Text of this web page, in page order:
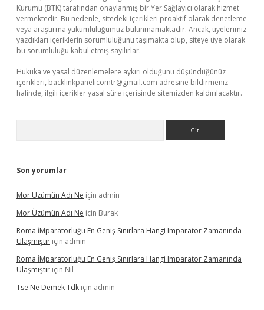
Kurumu (BTK) tarafından onaylanmış bir Yer Sağlayıcı olarak hizmet
vermektedir. Bu nedenle, sitedeki içerikleri proaktif olarak denetleme
veya araştırma yükümlülüğümüz bulunmamaktadır. Ancak, üyelerimiz
yazdıkları içeriklerin sorumluluğunu taşımakta olup, siteye üye olarak
bu sorumluluğu kabul etmiş sayılırlar.
Hukuka ve yasal düzenlemelere aykırı olduğunu düşündüğünüz
içerikleri, backlinkpanelicomtr@gmail.com adresine bildirmeniz
halinde, ilgili içerikler yasal süre içerisinde sitemizden kaldırılacaktır.
Son yorumlar
Mor Üzümün Adı Ne için admin
Mor Üzümün Adı Ne için Burak
Roma İMparatorluğu En Geniş Sınırlara Hangi Imparator Zamanında
Ulaşmıştır için admin
Roma İMparatorluğu En Geniş Sınırlara Hangi Imparator Zamanında
Ulaşmıştır için Nil
Tse Ne Demek Tdk için admin